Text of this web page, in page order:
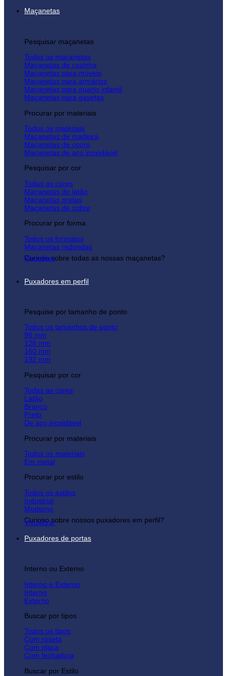
Maçanetas
Pesquisar maçanetas
Todas as maçanetas
Maçanetas de cozinha
Maçanetas para móveis
Maçanetas para armários
Maçanetas para quarto infantil
Maçanetas para gavetas
Procurar por materiais
Todos os materiais
Maçanetas de madeira
Maçanetas de couro
Maçanetas de aço inoxidável
Pesquisar por cor
Todas as cores
Maçanetas de latão
Maçanetas pretas
Maçanetas de cobre
Procurar por forma
Todos os formatos
Maçanetas redondas
Curioso sobre todas as nossas maçanetas?
Visualizar
Puxadores em perfil
Pesquise por tamanho de ponto
Todos os tamanhos de ponto
96 mm
128 mm
160 mm
192 mm
Pesquisar por cor
Todas as cores
Latão
Branco
Preto
De aço inoxidável
Procurar por materiais
Todos os materiais
Em metal
Procurar por estilo
Todos os estilos
Industrial
Moderno
Curioso sobre nossos puxadores em perfil?
Visualizar
Puxadores de portas
Interno ou Externo
Interno e Externo
Interno
Externo
Buscar por tipos
Todos os tipos
Com roseta
Com placa
Com fechadura
Buscar por Estilo